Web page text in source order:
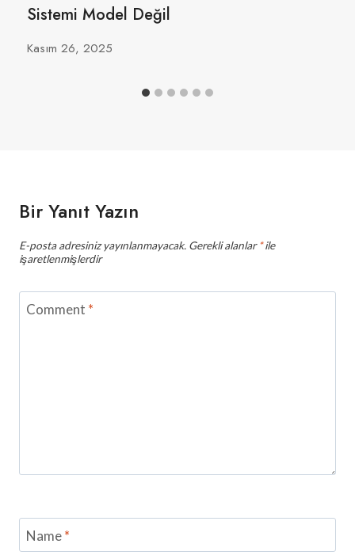
Sistemi Model Değil
Kasım 26, 2025
Bir Yanıt Yazın
E-posta adresiniz yayınlanmayacak. Gerekli alanlar*ile
işaretlenmişlerdir
Comment *
Name*